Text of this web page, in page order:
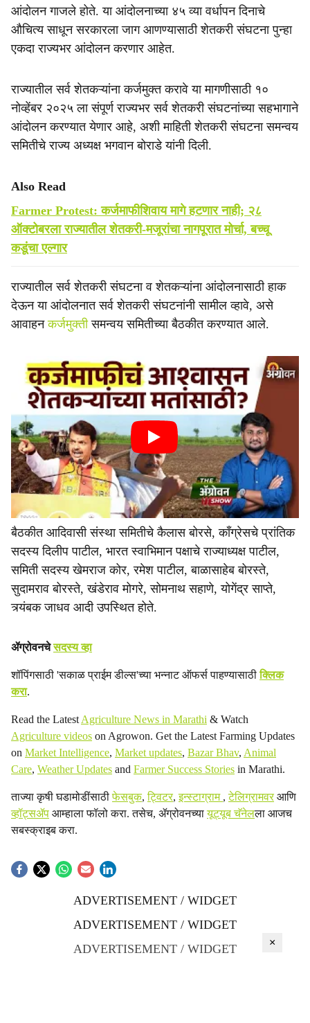
r
e
आंदोलन गाजले होते. या आंदोलनाच्या ४५ व्या वर्धापन दिनाचे
औचित्य साधून सरकारला जाग आणण्यासाठी शेतकरी संघटना पुन्हा
एकदा राज्यभर आंदोलन करणार आहेत.
राज्यातील सर्व शेतकऱ्यांना कर्जमुक्त करावे या मागणीसाठी १०
नोव्हेंबर २०२५ ला संपूर्ण राज्यभर सर्व शेतकरी संघटनांच्या सहभागाने
आंदोलन करण्यात येणार आहे, अशी माहिती शेतकरी संघटना समन्वय
समितीचे राज्य अध्यक्ष भगवान बोराडे यांनी दिली.
Also Read
Farmer Protest: कर्जमाफीशिवाय मागे हटणार नाही; २८
ऑक्टोबरला राज्यातील शेतकरी-मजूरांचा नागपूरात मोर्चा, बच्चू
कडूंचा एल्गार
राज्यातील सर्व शेतकरी संघटना व शेतकऱ्यांना आंदोलनासाठी हाक
देऊन या आंदोलनात सर्व शेतकरी संघटनांनी सामील व्हावे, असे
आवाहनकर्जमुक्तीसमन्वय समितीच्या बैठकीत करण्यात आले.
बैठकीत आदिवासी संस्था समितीचे कैलास बोरसे, काँग्रेसचे प्रांतिक
सदस्य दिलीप पाटील, भारत स्वाभिमान पक्षाचे राज्याध्यक्ष पाटील,
समिती सदस्य खेमराज कोर, रमेश पाटील, बाळासाहेब बोरस्ते,
सुदामराव बोरस्ते, खंडेराव मोगरे, सोमनाथ सहाणे, योगेंद्र साप्ते,
त्र्यंबक जाधव आदी उपस्थित होते.
ॲग्रोवनचेसदस्य व्हा
शॉपिंगसाठी 'सकाळ प्राईम डील्स'च्या भन्नाट ऑफर्स पाहण्यासाठीक्लिक
करा.
Read the Latest Agriculture News in Marathi & Watch
Agriculture videos on Agrowon. Get the Latest Farming Updates
on Market Intelligence, Market updates, Bazar Bhav, Animal
Care, Weather Updates and Farmer Success Stories in Marathi.
ताज्या कृषी घडामोडींसाठीफेसबुक,ट्विटर,इन्स्टाग्राम ,टेलिग्रामवरआणि
व्हॉट्सॲप आम्हाला फॉलो करा. तसेच, ॲग्रोवनच्यायूट्यूब चॅनेलला आजच
सबस्क्राइब करा.
ADVERTISEMENT / WIDGET
ADVERTISEMENT / WIDGET
ADVERTISEMENT / WIDGET
×